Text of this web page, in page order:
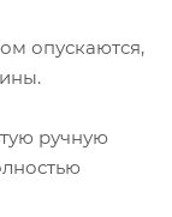
опускаются,
ручную